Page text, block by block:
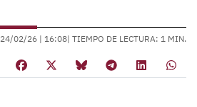
24/02/26 | 16:08| TIEMPO DE LECTURA: 1 MIN.